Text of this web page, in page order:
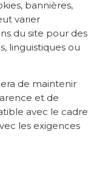
bannières,
varier
du site pour des
linguistiques ou
de maintenir
et de
avec le cadre
les exigences